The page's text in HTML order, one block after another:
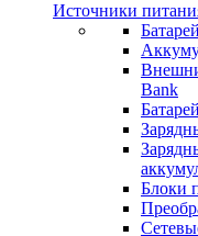
Источники
Bank
Блоки